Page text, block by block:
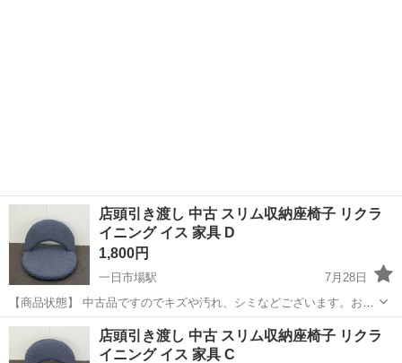
店頭引き渡し 中古 スリム収納座椅子 リクラ
イニング イス 家具 D
1,800円
一日市場駅
7月28日
【商品状態】 中古品ですのでキズや汚れ、シミなどございます。お写
真にてご確認下さい。 【実寸約】 幅530mmx奥行500mmx高さ370mm
現在店頭でも販売中です。 販売済みの場合はご容赦くださいま...
長野 安曇野市 一日市場駅
店頭引き渡し 中古 スリム収納座椅子 リクラ
イニング イス 家具 C